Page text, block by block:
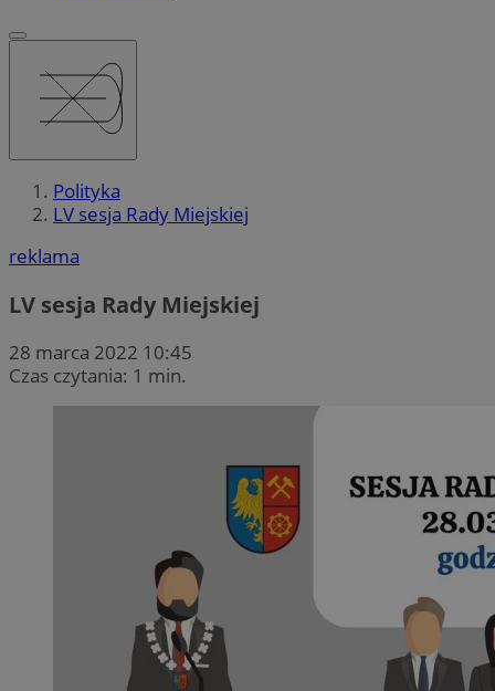
Polityka
LV sesja Rady Miejskiej
reklama
LV sesja Rady Miejskiej
28 marca 2022 10:45
Czas czytania: 1 min.